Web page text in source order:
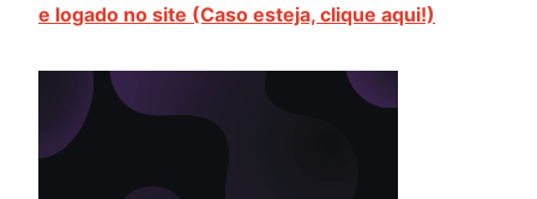
e logado no site (Caso esteja, clique aqui!)